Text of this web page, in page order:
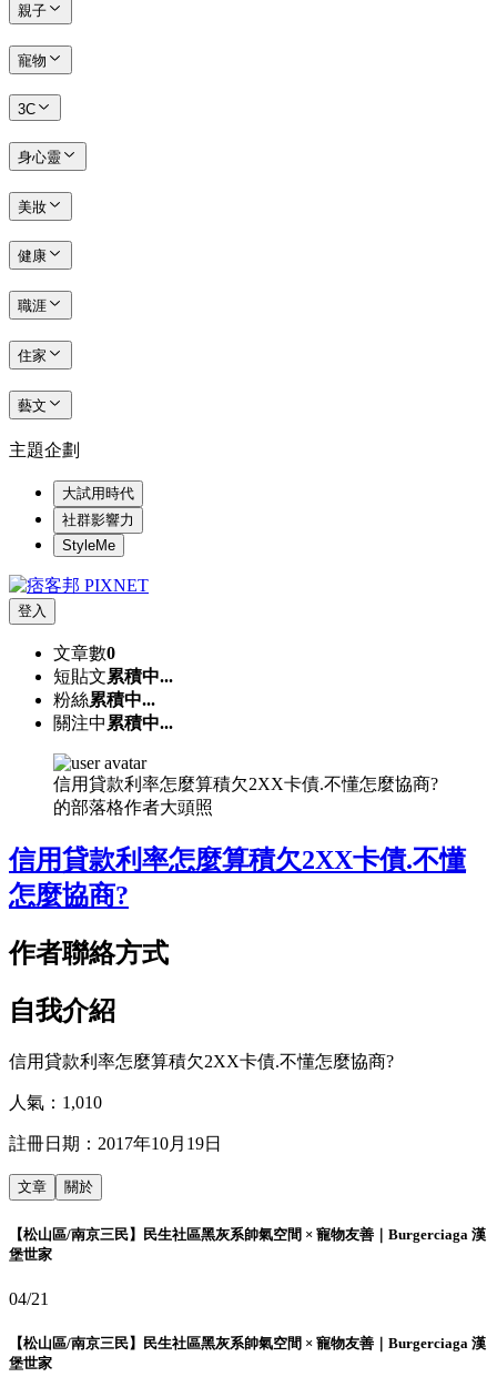
親子
寵物
3C
身心靈
美妝
健康
職涯
住家
藝文
主題企劃
大試用時代
社群影響力
StyleMe
登入
文章數0
短貼文累積中...
粉絲累積中...
關注中 累積中...
信用貸款利率怎麼算積欠2XX卡債.不懂怎麼協商?
的部落格作者大頭照
信用貸款利率怎麼算積欠2XX卡債.不懂
怎麼協商?
作者聯絡方式
自我介紹
信用貸款利率怎麼算積欠2XX卡債.不懂怎麼協商?
人氣： 1,010
註冊日期： 2017年10月19日
文章 關於
【松山區/南京三民】民生社區黑灰系帥氣空間 × 寵物友善｜Burgerciaga 漢
堡世家
04/21
【松山區/南京三民】民生社區黑灰系帥氣空間 × 寵物友善｜Burgerciaga 漢
堡世家